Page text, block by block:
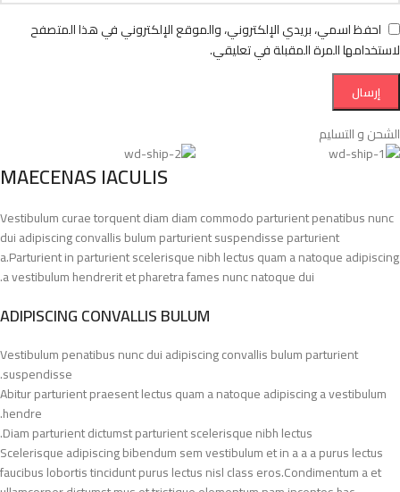
احفظ اسمي، بريدي الإلكتروني، والموقع الإلكتروني في هذا المتصفح
لاستخدامها المرة المقبلة في تعليقي.
الشحن و التسليم
MAECENAS IACULIS
Vestibulum curae torquent diam diam commodo parturient penatibus nunc
dui adipiscing convallis bulum parturient suspendisse parturient
a.Parturient in parturient scelerisque nibh lectus quam a natoque adipiscing
a vestibulum hendrerit et pharetra fames nunc natoque dui.
ADIPISCING CONVALLIS BULUM
Vestibulum penatibus nunc dui adipiscing convallis bulum parturient
suspendisse.
Abitur parturient praesent lectus quam a natoque adipiscing a vestibulum
hendre.
Diam parturient dictumst parturient scelerisque nibh lectus.
Scelerisque adipiscing bibendum sem vestibulum et in a a a purus lectus
faucibus lobortis tincidunt purus lectus nisl class eros.Condimentum a et